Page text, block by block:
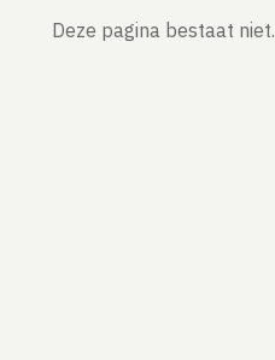
Deze pagina bestaat niet.